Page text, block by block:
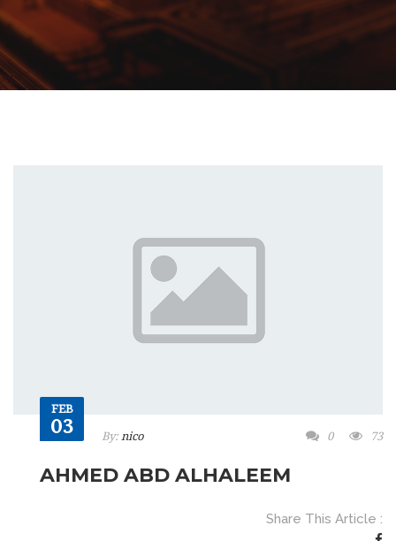
FEB
03 By: nico 0 73
AHMED ABD ALHALEEM
Share This Article :